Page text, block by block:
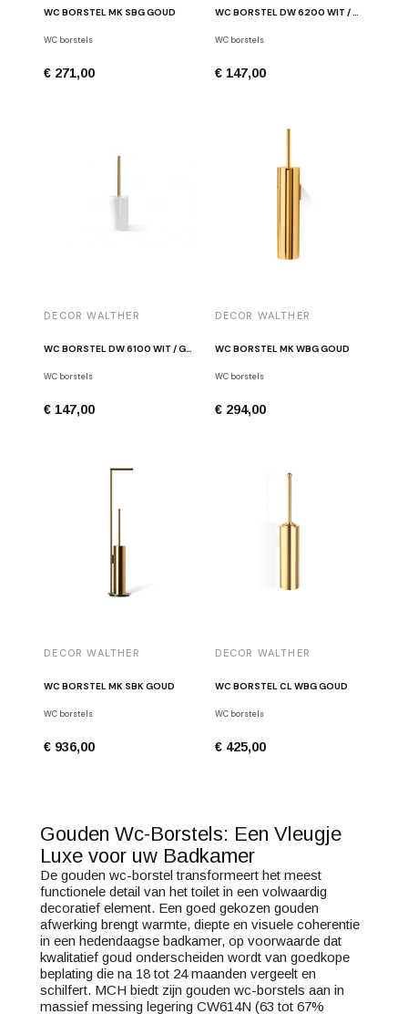
WC BORSTEL MK SBG GOUD
WC borstels
€ 271,00
WC BORSTEL DW 6200 WIT / GOUD
WC borstels
€ 147,00
DECOR WALTHER
WC BORSTEL DW 6100 WIT / GOUD
WC borstels
€ 147,00
DECOR WALTHER
WC BORSTEL MK WBG GOUD
WC borstels
€ 294,00
DECOR WALTHER
WC BORSTEL MK SBK GOUD
WC borstels
€ 936,00
DECOR WALTHER
WC BORSTEL CL WBG GOUD
WC borstels
€ 425,00
Gouden Wc-Borstels: Een Vleugje
Luxe voor uw Badkamer
De gouden wc-borstel transformeert het meest
functionele detail van het toilet in een volwaardig
decoratief element. Een goed gekozen gouden
afwerking brengt warmte, diepte en visuele coherentie
in een hedendaagse badkamer, op voorwaarde dat
kwalitatief goud onderscheiden wordt van goedkope
beplating die na 18 tot 24 maanden vergeelt en
schilfert. MCH biedt zijn gouden wc-borstels aan in
massief messing legering CW614N (63 tot 67%